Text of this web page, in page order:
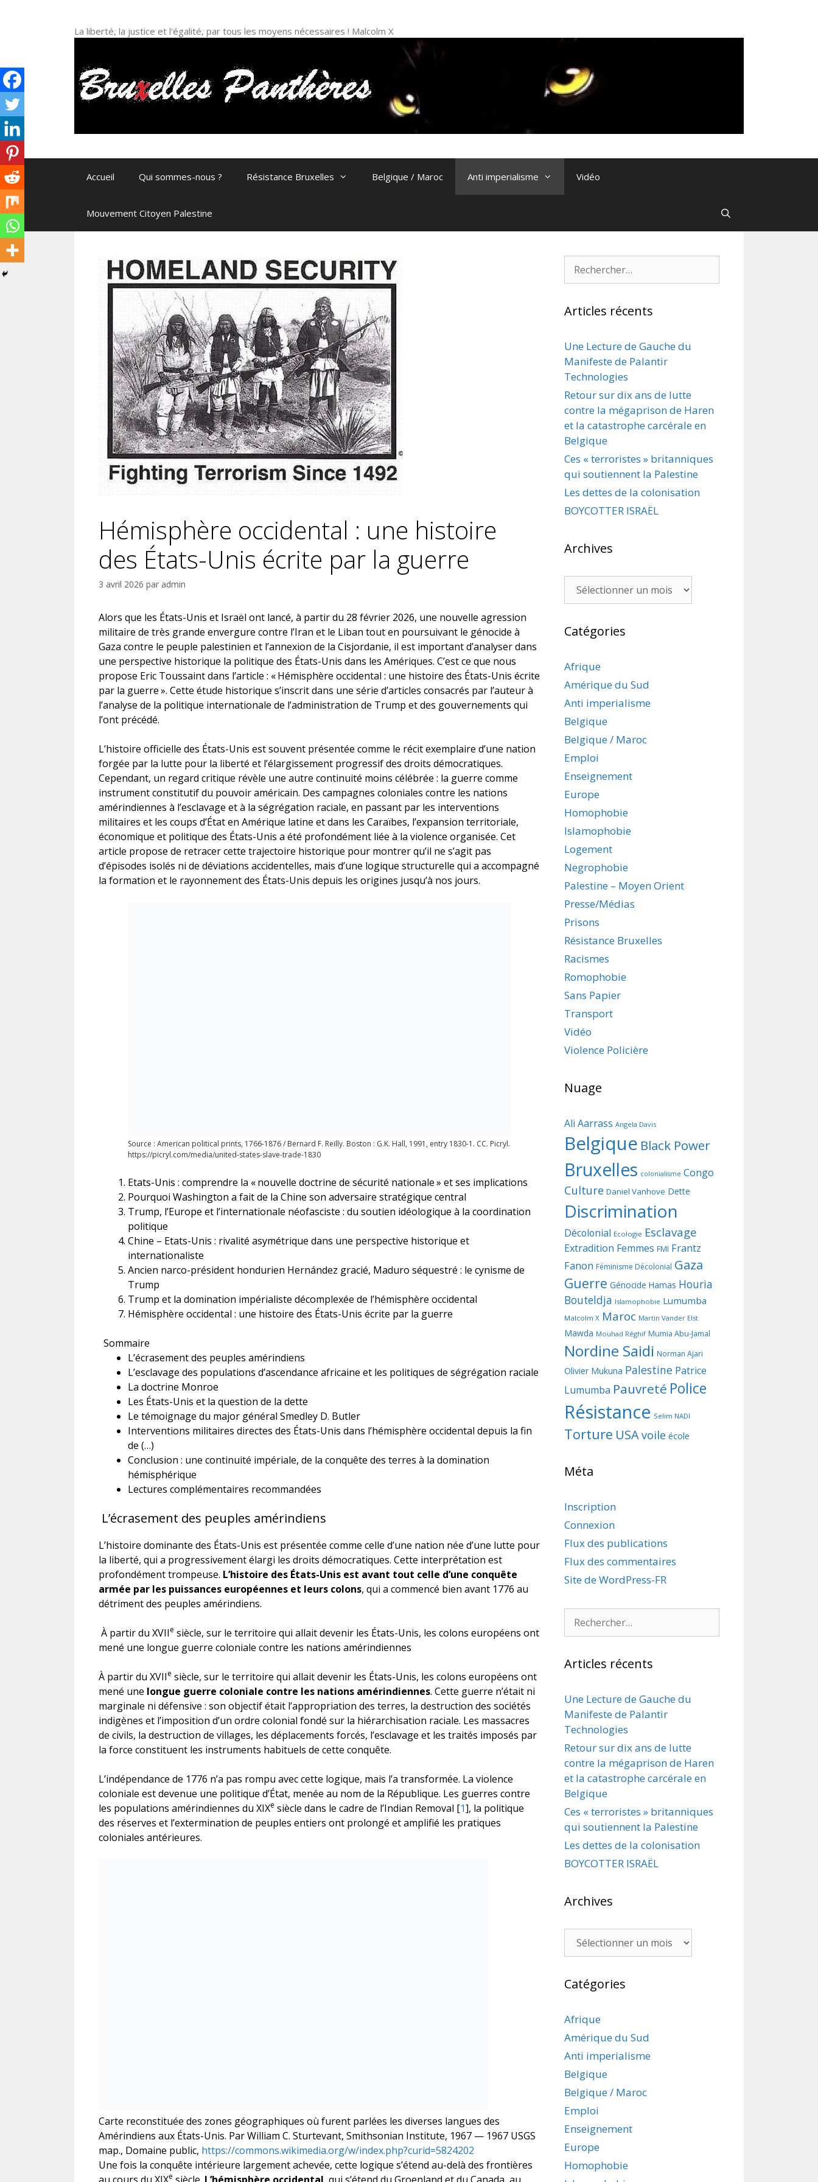
La liberté, la justice et l'égalité, par tous les moyens nécessaires ! Malcolm X
Accueil Qui sommes-nous ? Résistance Bruxelles Belgique / Maroc Anti imperialisme Vidéo
Mouvement Citoyen Palestine
Hémisphère occidental : une histoire
des États-Unis écrite par la guerre
3 avril 2026 par admin
Alors que les États-Unis et Israël ont lancé, à partir du 28 février 2026, une nouvelle agression
militaire de très grande envergure contre l’Iran et le Liban tout en poursuivant le génocide à
Gaza contre le peuple palestinien et l’annexion de la Cisjordanie, il est important d’analyser dans
une perspective historique la politique des États-Unis dans les Amériques. C’est ce que nous
propose Eric Toussaint dans l’article : «Hémisphère occidental : une histoire des États-Unis écrite
par la guerre». Cette étude historique s’inscrit dans une série d’articles consacrés par l’auteur à
l’analyse de la politique internationale de l’administration de Trump et des gouvernements qui
l’ont précédé.
L’histoire officielle des États-Unis est souvent présentée comme le récit exemplaire d’une nation
forgée par la lutte pour la liberté et l’élargissement progressif des droits démocratiques.
Cependant, un regard critique révèle une autre continuité moins célébrée : la guerre comme
instrument constitutif du pouvoir américain. Des campagnes coloniales contre les nations
amérindiennes à l’esclavage et à la ségrégation raciale, en passant par les interventions
militaires et les coups d’État en Amérique latine et dans les Caraïbes, l’expansion territoriale,
économique et politique des États-Unis a été profondément liée à la violence organisée. Cet
article propose de retracer cette trajectoire historique pour montrer qu’il ne s’agit pas
d’épisodes isolés ni de déviations accidentelles, mais d’une logique structurelle qui a accompagné
la formation et le rayonnement des États-Unis depuis les origines jusqu’à nos jours.
Source : American political prints, 1766-1876 / Bernard F. Reilly. Boston : G.K. Hall, 1991, entry 1830-1. CC. Picryl.
https://picryl.com/media/united-states-slave-trade-1830
Etats-Unis : comprendre la «nouvelle doctrine de sécurité nationale» et ses implications
Pourquoi Washington a fait de la Chine son adversaire stratégique central
Trump, l’Europe et l’internationale néofasciste : du soutien idéologique à la coordination
politique
Chine – Etats-Unis : rivalité asymétrique dans une perspective historique et
internationaliste
Ancien narco-président hondurien Hernández gracié, Maduro séquestré : le cynisme de
Trump
Trump et la domination impérialiste décomplexée de l’hémisphère occidental
Hémisphère occidental : une histoire des États-Unis écrite par la guerre
Sommaire
L’écrasement des peuples amérindiens
L’esclavage des populations d’ascendance africaine et les politiques de ségrégation raciale
La doctrine Monroe
Les États-Unis et la question de la dette
Le témoignage du major général Smedley D. Butler
Interventions militaires directes des États-Unis dans l’hémisphère occidental depuis la fin
de (…)
Conclusion : une continuité impériale, de la conquête des terres à la domination
hémisphérique
Lectures complémentaires recommandées
L’écrasement des peuples amérindiens
L’histoire dominante des États-Unis est présentée comme celle d’une nation née d’une lutte pour
la liberté, qui a progressivement élargi les droits démocratiques. Cette interprétation est
profondément trompeuse. L’histoire des États-Unis est avant tout celle d’une conquête
armée par les puissances européennes et leurs colons, qui a commencé bien avant 1776 au
détriment des peuples amérindiens.
À partir du XVIIe siècle, sur le territoire qui allait devenir les États-Unis, les colons européens ont
mené une longue guerre coloniale contre les nations amérindiennes
À partir du XVIIe siècle, sur le territoire qui allait devenir les États-Unis, les colons européens ont
mené une longue guerre coloniale contre les nations amérindiennes. Cette guerre n’était ni
marginale ni défensive : son objectif était l’appropriation des terres, la destruction des sociétés
indigènes et l’imposition d’un ordre colonial fondé sur la hiérarchisation raciale. Les massacres
de civils, la destruction de villages, les déplacements forcés, l’esclavage et les traités imposés par
la force constituent les instruments habituels de cette conquête.
L’indépendance de 1776 n’a pas rompu avec cette logique, mais l’a transformée. La violence
coloniale est devenue une politique d’État, menée au nom de la République. Les guerres contre
les populations amérindiennes du XIXe siècle dans le cadre de l’Indian Removal [1], la politique
des réserves et l’extermination de peuples entiers ont prolongé et amplifié les pratiques
coloniales antérieures.
Carte reconstituée des zones géographiques où furent parlées les diverses langues des
Amérindiens aux États-Unis. Par William C. Sturtevant, Smithsonian Institute, 1967 — 1967 USGS
map., Domaine public, https://commons.wikimedia.org/w/index.php?curid=5824202
Une fois la conquête intérieure largement achevée, cette logique s’étend au-delà des frontières
e
Rechercher :
Articles récents
Une Lecture de Gauche du
Manifeste de Palantir
Technologies
Retour sur dix ans de lutte
contre la mégaprison de Haren
et la catastrophe carcérale en
Belgique
Ces « terroristes » britanniques
qui soutiennent la Palestine
Les dettes de la colonisation
BOYCOTTER ISRAËL
Archives
Archives
Catégories
Afrique
Amérique du Sud
Anti imperialisme
Belgique
Belgique / Maroc
Emploi
Enseignement
Europe
Homophobie
Islamophobie
Logement
Negrophobie
Palestine – Moyen Orient
Presse/Médias
Prisons
Résistance Bruxelles
Racismes
Romophobie
Sans Papier
Transport
Vidéo
Violence Policière
Nuage
Ali Aarrass Angela Davis
Belgique Black Power
Bruxelles colonialisme Congo
Culture Daniel Vanhove Dette
Discrimination
Décolonial Ecologie Esclavage
Extradition Femmes FMI Frantz
Fanon Féminisme Décolonial Gaza
Guerre Génocide Hamas Houria
Bouteldja Islamophobie Lumumba
Malcolm X Maroc Martin Vander Elst
Mawda Mouhad Réghif Mumia Abu-Jamal
Nordine Saidi Norman Ajari
Olivier Mukuna Palestine Patrice
Lumumba Pauvreté Police
Résistance Selim NADI
Torture USAvoile école
Méta
Inscription
Connexion
Flux des publications
Flux des commentaires
Site de WordPress-FR
Rechercher :
Articles récents
Une Lecture de Gauche du
Manifeste de Palantir
Technologies
Retour sur dix ans de lutte
contre la mégaprison de Haren
et la catastrophe carcérale en
Belgique
Ces « terroristes » britanniques
qui soutiennent la Palestine
Les dettes de la colonisation
BOYCOTTER ISRAËL
Archives
Archives
Catégories
Afrique
Amérique du Sud
Anti imperialisme
Belgique
Belgique / Maroc
Emploi
Enseignement
Europe
Homophobie